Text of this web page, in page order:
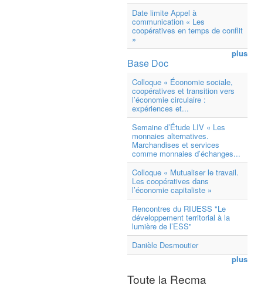
Date limite Appel à
communication « Les
coopératives en temps de conflit
»
plus
Base Doc
Colloque « Économie sociale,
coopératives et transition vers
l’économie circulaire :
expériences et...
Semaine d’Étude LIV « Les
monnaies alternatives.
Marchandises et services
comme monnaies d’échanges...
Colloque « Mutualiser le travail.
Les coopératives dans
l’économie capitaliste »
Rencontres du RIUESS "Le
développement territorial à la
lumière de l’ESS"
Danièle Desmoutier
plus
Toute la Recma